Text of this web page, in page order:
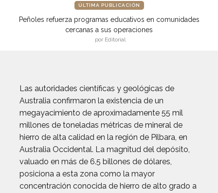
ÚLTIMA PUBLICACIÓN
Peñoles refuerza programas educativos en comunidades
cercanas a sus operaciones
por Editorial
Las autoridades científicas y geológicas de
Australia confirmaron la existencia de un
megayacimiento de aproximadamente 55 mil
millones de toneladas métricas de mineral de
hierro de alta calidad en la región de Pilbara, en
Australia Occidental. La magnitud del depósito,
valuado en más de 6.5 billones de dólares,
posiciona a esta zona como la mayor
concentración conocida de hierro de alto grado a